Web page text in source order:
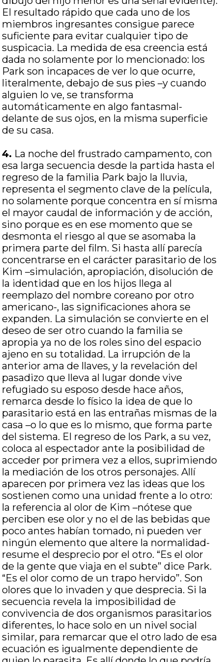
El resultado rápido que cada uno de los
miembros ingresantes consigue parece
suficiente para evitar cualquier tipo de
suspicacia. La medida de esa creencia está
dada no solamente por lo mencionado: los
Park son incapaces de ver lo que ocurre,
literalmente, debajo de sus pies –y cuando
alguien lo ve, se transforma
automáticamente en algo fantasmal-
delante de sus ojos, en la misma superficie
de su casa.
4. La noche del frustrado campamento, con
esa larga secuencia desde la partida hasta el
regreso de la familia Park bajo la lluvia,
representa el segmento clave de la película,
no solamente porque concentra en sí misma
el mayor caudal de información y de acción,
sino porque es en ese momento que se
desmonta el riesgo al que se asomaba la
primera parte del film. Si hasta allí parecía
concentrarse en el carácter parasitario de los
Kim –simulación, apropiación, disolución de
la identidad que en los hijos llega al
reemplazo del nombre coreano por otro
americano-, las significaciones ahora se
expanden. La simulación se convierte en el
deseo de ser otro cuando la familia se
apropia ya no de los roles sino del espacio
ajeno en su totalidad. La irrupción de la
anterior ama de llaves, y la revelación del
pasadizo que lleva al lugar donde vive
refugiado su esposo desde hace años,
remarca desde lo físico la idea de que lo
parasitario está en las entrañas mismas de la
casa –o lo que es lo mismo, que forma parte
del sistema. El regreso de los Park, a su vez,
coloca al espectador ante la posibilidad de
acceder por primera vez a ellos, suprimiendo
la mediación de los otros personajes. Allí
aparecen por primera vez las ideas que los
sostienen como una unidad frente a lo otro:
la referencia al olor de Kim –nótese que
perciben ese olor y no el de las bebidas que
poco antes habían tomado, ni pueden ver
ningún elemento que altere la normalidad-
resume el desprecio por el otro. “Es el olor
de la gente que viaja en el subte” dice Park.
“Es el olor como de un trapo hervido”. Son
olores que lo invaden y que desprecia. Si la
secuencia revela la imposibilidad de
convivencia de dos organismos parasitarios
diferentes, lo hace solo en un nivel social
similar, para remarcar que el otro lado de esa
ecuación es igualmente dependiente de